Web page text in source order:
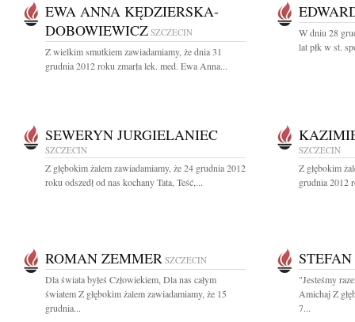
EWA ANNA KĘDZIERSKA-
DOBOWIEWICZ SZCZECIN
Z wielkim smutkiem zawiadamiamy, że dnia 31
grudnia 2012 roku zmarła lek. med. Ewa Anna...
W dniu 28
lat płk w st.
SEWERYN JURGIELANIEC
SZCZECIN
Z głębokim żalem zawiadamiamy, że 24 grudnia 2012
roku odszedł od nas kochany Tata, Teść,...
SZCZECIN
Z głębokim
grudnia 2012
ROMAN ZEMMER SZCZECIN
Dla świata byłeś Człowiekiem, Dla nas całym
światem Z głębokim żalem zawiadamiamy, że 15
grudnia...
"Jesteśmy
Amichaj Z
7...